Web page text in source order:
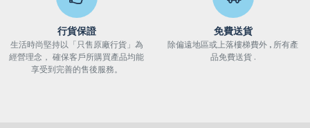
行貨保證
生活時尚堅持以「只售原廠行貨」為
經營理念， 確保客戶所購買產品均能
享受到完善的售後服務。
免費送貨
除偏遠地區或上落樓梯費外 , 所有產
品免費送貨 .